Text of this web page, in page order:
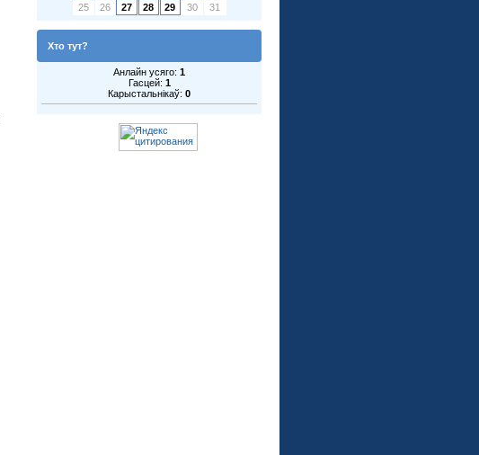
25
26 27 28 29 30 31
Хто тут?
Анлайн усяго: 1
Гасцей: 1
Карыстальнікаў: 0